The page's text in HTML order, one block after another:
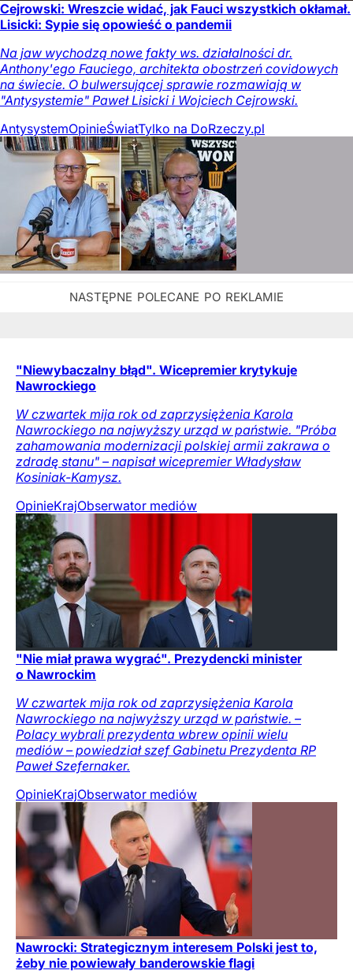
Cejrowski: Wreszcie widać, jak Fauci wszystkich okłamał.
Lisicki: Sypie się opowieść o pandemii
Na jaw wychodzą nowe fakty ws. działalności dr.
Anthony'ego Fauciego, architekta obostrzeń covidowych
na świecie. O bulwersującej sprawie rozmawiają w
"Antysystemie" Paweł Lisicki i Wojciech Cejrowski.
AntysystemOpinieŚwiatTylko na DoRzeczy.pl
"Niewybaczalny błąd". Wicepremier krytykuje
Nawrockiego
W czwartek mija rok od zaprzysiężenia Karola
Nawrockiego na najwyższy urząd w państwie. "Próba
zahamowania modernizacji polskiej armii zakrawa o
zdradę stanu" – napisał wicepremier Władysław
Kosiniak-Kamysz.
OpinieKrajObserwator mediów
"Nie miał prawa wygrać". Prezydencki minister
o Nawrockim
W czwartek mija rok od zaprzysiężenia Karola
Nawrockiego na najwyższy urząd w państwie. –
Polacy wybrali prezydenta wbrew opinii wielu
mediów – powiedział szef Gabinetu Prezydenta RP
Paweł Szefernaker.
OpinieKrajObserwator mediów
Nawrocki: Strategicznym interesem Polski jest to,
żeby nie powiewały banderowskie flagi